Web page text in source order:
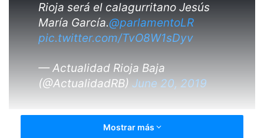
Rioja será el calagurritano Jesús
María García.@parlamentoLR
pic.twitter.com/TvO8W1sDyv
— Actualidad Rioja Baja
(@ActualidadRB) June 20, 2019
Mostrar más